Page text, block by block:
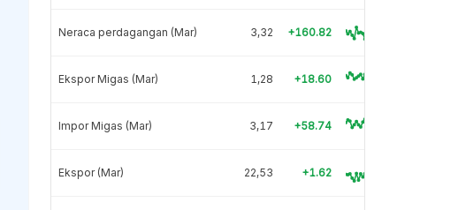
Neraca perdagangan (Mar) 3,32 +160.82
Ekspor Migas (Mar) 1,28 +18.60
Impor Migas (Mar) 3,17 +58.74
Ekspor (Mar) 22,53 +1.62